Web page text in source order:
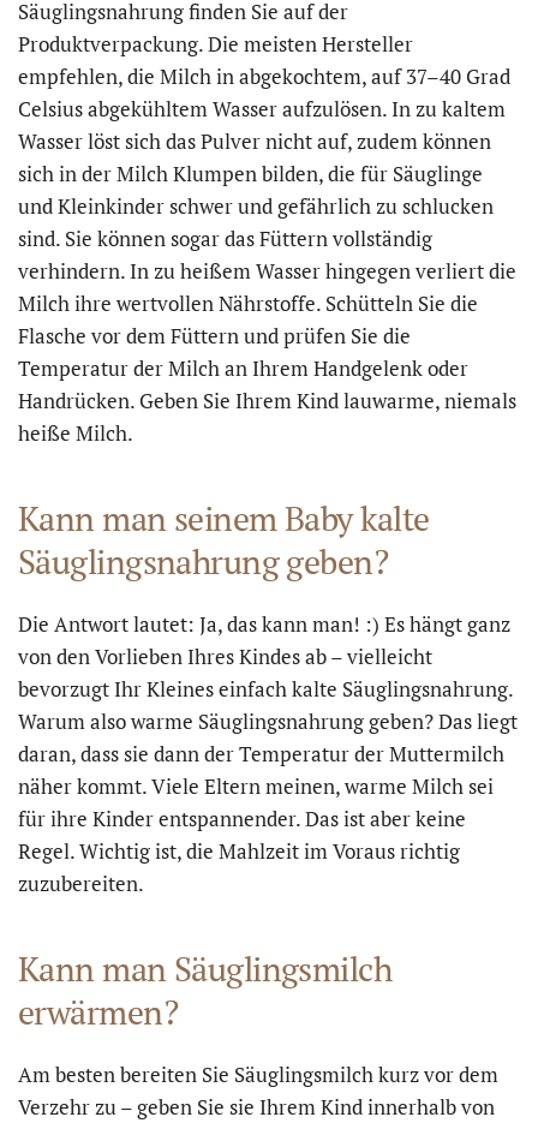
Säuglingsnahrung finden Sie auf der
Produktverpackung. Die meisten Hersteller
empfehlen, die Milch in abgekochtem, auf 37–40 Grad
Celsius abgekühltem Wasser aufzulösen. In zu kaltem
Wasser löst sich das Pulver nicht auf, zudem können
sich in der Milch Klumpen bilden, die für Säuglinge
und Kleinkinder schwer und gefährlich zu schlucken
sind. Sie können sogar das Füttern vollständig
verhindern. In zu heißem Wasser hingegen verliert die
Milch ihre wertvollen Nährstoffe. Schütteln Sie die
Flasche vor dem Füttern und prüfen Sie die
Temperatur der Milch an Ihrem Handgelenk oder
Handrücken. Geben Sie Ihrem Kind lauwarme, niemals
heiße Milch.
Kann man seinem Baby kalte
Säuglingsnahrung geben?
Die Antwort lautet: Ja, das kann man! :) Es hängt ganz
von den Vorlieben Ihres Kindes ab – vielleicht
bevorzugt Ihr Kleines einfach kalte Säuglingsnahrung.
Warum also warme Säuglingsnahrung geben? Das liegt
daran, dass sie dann der Temperatur der Muttermilch
näher kommt. Viele Eltern meinen, warme Milch sei
für ihre Kinder entspannender. Das ist aber keine
Regel. Wichtig ist, die Mahlzeit im Voraus richtig
zuzubereiten.
Kann man Säuglingsmilch
erwärmen?
Am besten bereiten Sie Säuglingsmilch kurz vor dem
Verzehr zu – geben Sie sie Ihrem Kind innerhalb von